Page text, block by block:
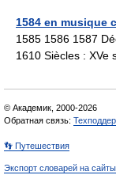
1584 en musique
1585 1586 1587
1610 Siècles :
© Академик, 2000-2026
Обратная связь:
👣 Путешествия
Экспорт словарей на сайты